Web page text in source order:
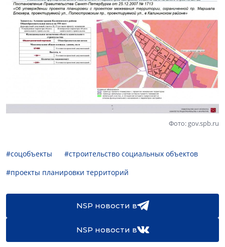
Фото: gov.spb.ru
#соцобъекты
#строительство социальных объектов
#проекты планировки территорий
NSP новости в
NSP новости в